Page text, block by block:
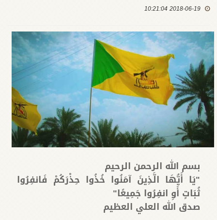
2018-06-19 10:21:04
بسم الله الرحمن الرحيم
"يَا أَيُّهَا الَّذِينَ آمَنُوا خُذُوا حِذْرَكُمْ فَانفِرُوا
ثُبَاتٍ أَوِ انفِرُوا جَمِيعًا"
صدق الله العلي العظيم